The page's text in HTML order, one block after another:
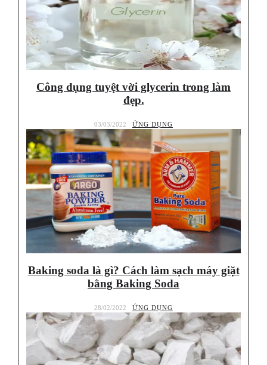
Công dụng tuyệt vời glycerin trong làm
đẹp.
03/03/2022 ỨNG DỤNG
Baking soda là gì? Cách làm sạch máy giặt
bằng Baking Soda
28/02/2022 ỨNG DỤNG